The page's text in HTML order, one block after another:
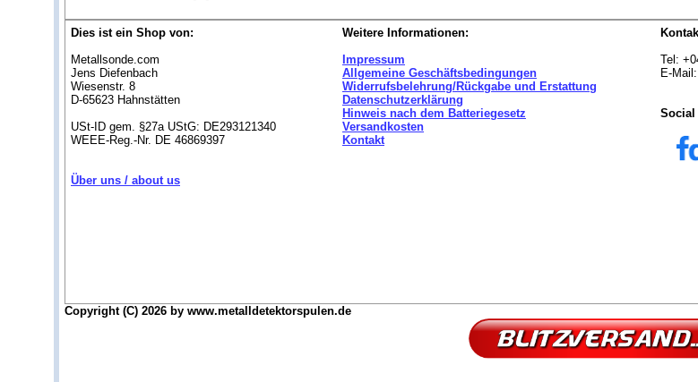
Dies ist ein Shop von:
Metallsonde.com
Jens Diefenbach
Wiesenstr. 8
D-65623 Hahnstätten
USt-ID gem. §27a UStG: DE293121340
WEEE-Reg.-Nr. DE 46869397
Über uns / about us
Weitere Informationen:
Impressum
Allgemeine Geschäftsbedingungen
Widerrufsbelehrung/Rückgabe und Erstattung
Datenschutzerklärung
Hinweis nach dem Batteriegesetz
Versandkosten
Kontakt
Tel:
E-
Social
Copyright (C) 2026 by www.metalldetektorspulen.de